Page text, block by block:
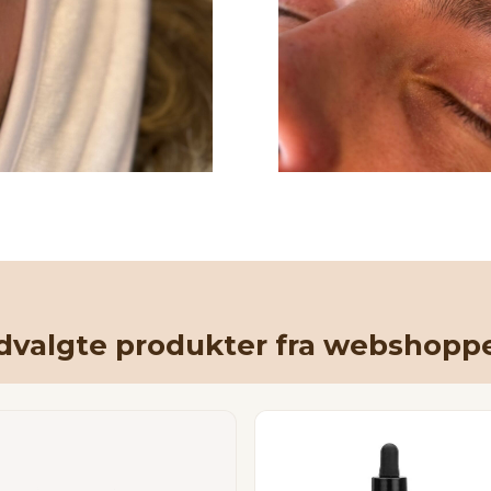
produkter fra